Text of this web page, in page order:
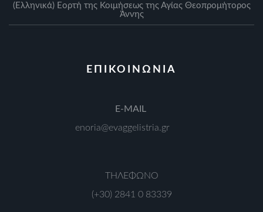
(Ελληνικά) Eορτή της Κοιμήσεως της Αγίας Θεοπρομήτορος
Άννης
ΕΠΙΚΟΙΝΩΝΙΑ
Ε-MAIL
enoria@evaggelistria.gr
ΤΗΛΕΦΩΝΟ
(+30) 2841 0 83339